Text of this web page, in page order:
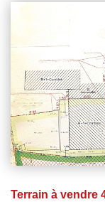
Terrain à vendre